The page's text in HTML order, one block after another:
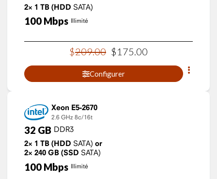
2× 1 TB (HDD SATA)
100 Mbps Illimité
$209.00 $175.00
Configurer
Xeon E5-2670
2.6 GHz 8c/16t
32 GB DDR3
2× 1 TB (HDD SATA) or
2× 240 GB (SSD SATA)
100 Mbps Illimité